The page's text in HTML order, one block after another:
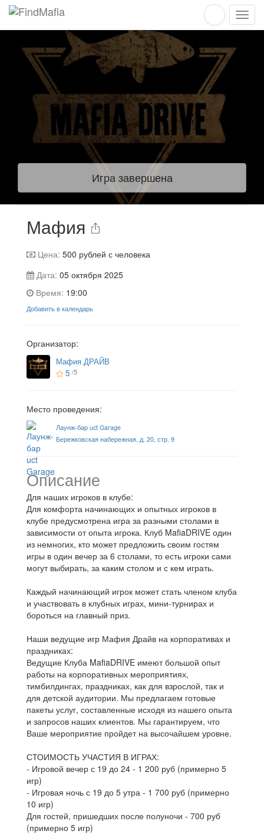
Игра завершена
Мафия
Цена: 500 рублей с человека
Дата: 05 октября 2025
Время: 19:00
Добавить в календарь
Организатор:
Мафия ДРАЙВ
5 /5
Место проведения:
Лаунж-бар uct Garage
Бережковская набережная, д. 20, стр. 9
Описание
Для наших игроков в клубе:
Для комфорта начинающих и опытных игроков в
клубе предусмотрена игра за разными столами в
зависимости от опыта игрока. Клуб MafiaDRIVE один
из немногих, кто может предложить своим гостям
игры в один вечер за 6 столами, то есть игроки сами
могут выбирать, за каким столом и с кем играть.
Каждый начинающий игрок может стать членом клуба
и участвовать в клубных играх, мини-турнирах и
бороться на главный приз.
Наши ведущие игр Мафия Драйв на корпоративах и
праздниках:
Ведущие Клуба MafiaDRIVE имеют большой опыт
работы на корпоративных мероприятиях,
тимбилдингах, праздниках, как для взрослой, так и
для детской аудитории. Мы предлагаем готовые
пакеты услуг, составленные исходя из нашего опыта
и запросов наших клиентов. Мы гарантируем, что
Ваше мероприятие пройдет на высочайшем уровне.
СТОИМОСТЬ УЧАСТИЯ В ИГРАХ:
- Игровой вечер с 19 до 24 - 1 200 руб (примерно 5
игр)
- Игровая ночь с 19 до 5 утра - 1 700 руб (примерно
10 игр)
Для гостей, пришедших после полуночи - 700 руб
(примерно 5 игр)